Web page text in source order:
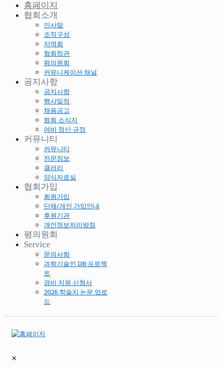
홈페이지
협회소개
인사말
조직구성
지역회
협회정관
평의원회
커뮤니케이션 채널
공지사항
공지사항
행사일정
채용공고
협회 소식지
여비 정산 규정
커뮤니티
커뮤니티
전문정보
갤러리
양식자료실
협회가입
회원가입
단체/개인 가입안내
후원기관
개인정보처리방침
평의원회
Service
문의사항
과학기술인 DB 프로젝
트
경비 지원 신청서
2026 학술지 논문 업로
드
✕